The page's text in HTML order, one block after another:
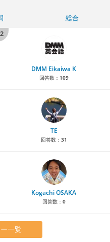
総合
2
DMM Eikaiwa K
回答数： 109
TE
回答数： 31
Kogachi OSAKA
回答数： 0
一覧